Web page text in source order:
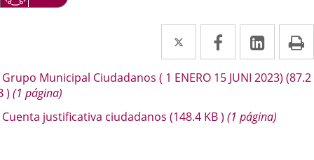
Twitter
Enlace
a
una
aplicación
externa.
Facebook
Enlace
a
una
aplicación
externa.
Enlace
a
una
Grupo Municipal Ciudadanos ( 1 ENERO 15 JUNI 2023) (87.2
) (1 página)
Cuenta justificativa ciudadanos (148.4 KB) (1 página)